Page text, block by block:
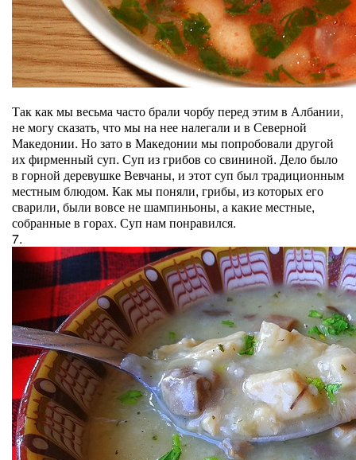
Так как мы весьма часто брали чорбу перед этим в Албании,
не могу сказать, что мы на нее налегали и в Северной
Македонии. Но зато в Македонии мы попробовали другой
их фирменный суп. Суп из грибов со свининой. Дело было
в горной деревушке Вевчаны, и этот суп был традиционным
местным блюдом. Как мы поняли, грибы, из которых его
сварили, были вовсе не шампиньоны, а какие местные,
собранные в горах. Суп нам понравился.
7.